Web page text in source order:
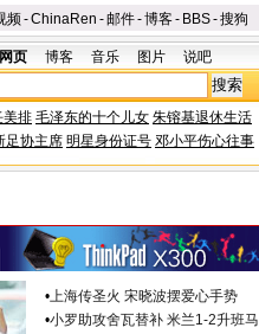
频-ChinaRen -邮件-博客- BBS-搜狗
网页 博客 音乐 图片 说吧
美排 毛泽东的十个儿女 朱镕基退休生活
足协主席 明星身份证号 邓小平伤心往事
•上海传圣火 宋晓波摆爱心手势
•小罗助攻舍瓦替补 米兰1-2升班马